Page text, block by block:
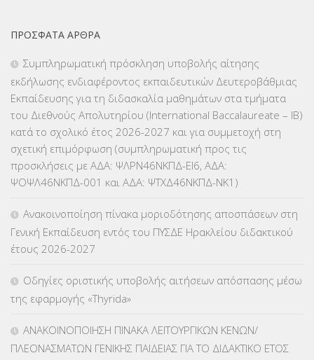
ΕΠΙΜΟΡΦΩΣΗ Τ.Π.Ε.(10)
ΕΥΡΩΠΑΪΚΑ ΠΡΟΓΡΑΜΜΑΤΑ(230)
ΚΕΣΥ (60)
ΚΕΣΥΠ(109)
ΚΠγ – ΚΡΑΤΙΚΟ ΠΙΣΤΟΠΟΙΗΤΙΚΟ ΓΛΩΣΣΟΜΑΘΕΙΑΣ(135)
ΚΠπ- ΚΡΑΤΙΚΟ ΠΙΣΤΟΠΟΙΗΤΙΚΟ ΠΛΗΡΟΦΟΡΙΚΗΣ
ΛΟΙΠΑ(309)
ΜΕΤΑΘΕΣΕΙΣ-ΤΟΠΟΘΕΤΗΣΕΙΣ ΒΕΛΤΙΩΣΕΙΣ(319)
ΠΡΌΣΦΑΤΑ ΆΡΘΡΑ
Συμπληρωματική πρόσκληση υποβολής αίτησης
εκδήλωσης ενδιαφέροντος εκπαιδευτικών Δευτεροβάθμιας
Εκπαίδευσης για τη διδασκαλία μαθημάτων στα τμήματα
του Διεθνούς Απολυτηρίου (International Baccalaureate – IB)
κατά το σχολικό έτος 2026-2027 και για συμμετοχή στη
σχετική επιμόρφωση (συμπληρωματική προς τις
προσκλήσεις με ΑΔΑ: ΨΛΡΝ46ΝΚΠΔ-ΕΙ6, ΑΔΑ:
ΨΟΨΛ46ΝΚΠΔ-001 και ΑΔΑ: ΨΤΧΔ46ΝΚΠΔ-ΝΚ1)
Ανακοινοποίηση πίνακα μοριοδότησης αποσπάσεων στη
Γενική Εκπαίδευση εντός του ΠΥΣΔΕ Ηρακλείου διδακτικού
έτους 2026-2027
Οδηγίες οριστικής υποβολής αιτήσεων απόσπασης μέσω
της εφαρμογής «Thyrida»
ΑΝΑΚΟΙΝΟΠΟΙΗΣΗ ΠΙΝΑΚΑ ΛΕΙΤΟΥΡΓΙΚΩΝ ΚΕΝΩΝ/
ΠΛΕΟΝΑΣΜΑΤΩΝ ΓΕΝΙΚΗΣ ΠΑΙΔΕΙΑΣ ΓΙΑ ΤΟ ΔΙΔΑΚΤΙΚΟ ΕΤΟΣ